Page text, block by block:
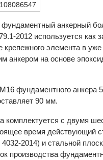
108086547
анкерный
2012 используется как
крепежного элемента в
анкером на основе
фундаментного анкера
90 мм.
комплектуется с двумя
время действующий
2014) и стальной
производства